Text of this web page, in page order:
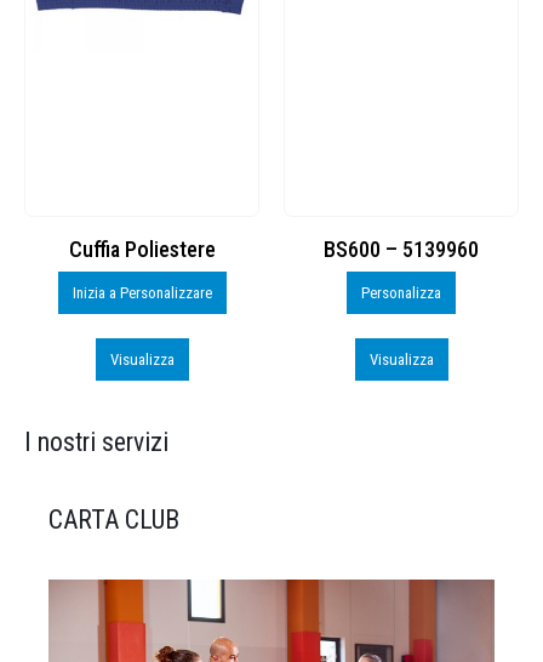
Cuffia Poliestere
Inizia a Personalizzare
Visualizza
BS600 – 5139960
Personalizza
Visualizza
I nostri servizi
CARTA CLUB